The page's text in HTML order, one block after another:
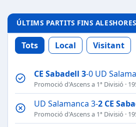
ÚLTIMS PARTITS FINS ALESHORES
Tots Local Visitant
CE Sabadell 3-0 UD
Promoció d'Ascens a 1ª Divisió ·
UD Salamanca 3-2 CE
Promoció d'Ascens a 1ª Divisió ·